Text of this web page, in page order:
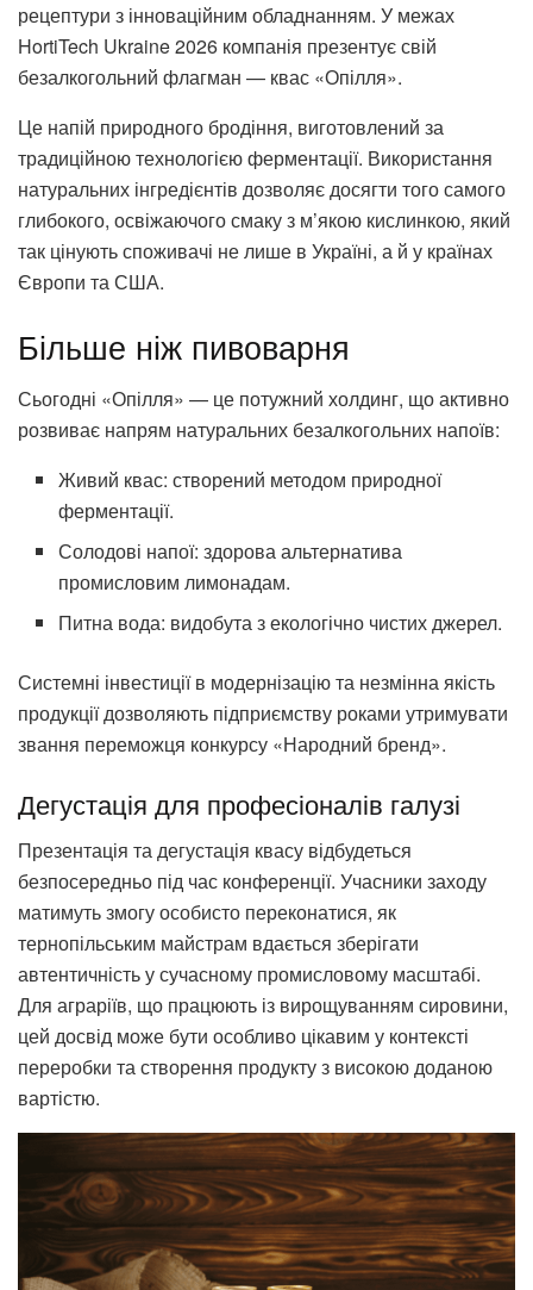
рецептури з інноваційним обладнанням. У межах
HortiTech Ukraine 2026 компанія презентує свій
безалкогольний флагман — квас «Опілля».
Це напій природного бродіння, виготовлений за
традиційною технологією ферментації. Використання
натуральних інгредієнтів дозволяє досягти того самого
глибокого, освіжаючого смаку з м’якою кислинкою, який
так цінують споживачі не лише в Україні, а й у країнах
Європи та США.
Більше ніж пивоварня
Сьогодні «Опілля» — це потужний холдинг, що активно
розвиває напрям натуральних безалкогольних напоїв:
Живий квас: створений методом природної
ферментації.
Солодові напої: здорова альтернатива
промисловим лимонадам.
Питна вода: видобута з екологічно чистих джерел.
Системні інвестиції в модернізацію та незмінна якість
продукції дозволяють підприємству роками утримувати
звання переможця конкурсу «Народний бренд».
Дегустація для професіоналів галузі
Презентація та дегустація квасу відбудеться
безпосередньо під час конференції. Учасники заходу
матимуть змогу особисто переконатися, як
тернопільським майстрам вдається зберігати
автентичність у сучасному промисловому масштабі.
Для аграріїв, що працюють із вирощуванням сировини,
цей досвід може бути особливо цікавим у контексті
переробки та створення продукту з високою доданою
вартістю.